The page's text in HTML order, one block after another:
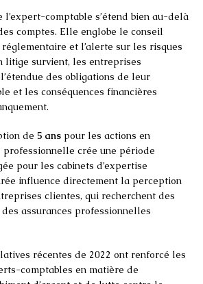
comptable s’étend bien au-delà
comptes. Elle englobe le conseil
et l’alerte sur les risques
litige survient, les entreprises
des obligations de leur
et les conséquences financières
de 5 ans pour les actions en
crée une période
pour les cabinets d’expertise
influence directement la perception
clientes, qui recherchent des
assurances professionnelles
récentes de 2022 ont renforcé les
comptables en matière de